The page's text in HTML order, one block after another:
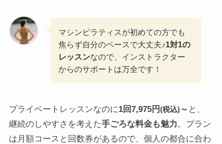
マシンピラティスが初めての方でも
焦らず自分のペースで大丈夫♪1対1の
レッスンなので、インストラクター
からのサポートは万全です！
プライベートレッスンなのに1回7,975円(税込)～ と、
継続のしやすさを考えた手ごろな料金も魅力。プラン
は月額コースと回数券があるので、個人の都合に合わ